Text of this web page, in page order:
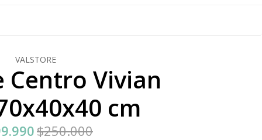
VALSTORE
Centro Vivian
cm
$250.000